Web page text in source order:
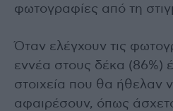
φωτογραφίες από τη
Όταν ελέγχουν τις
εννέα στους δέκα (86%)
στοιχεία που θα ήθελαν
αφαιρέσουν, όπως